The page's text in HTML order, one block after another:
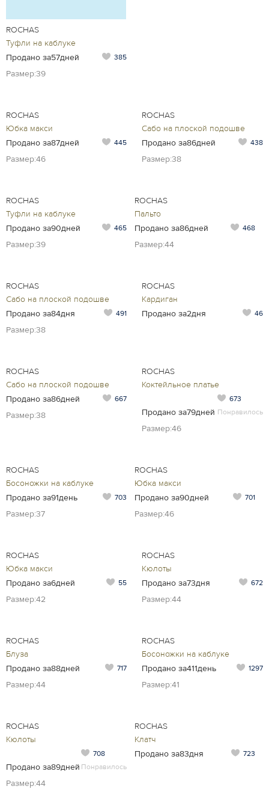
ROCHAS
Туфли на каблуке
Продано за57дней
385
Размер:39
ROCHAS
Юбка макси
Продано за87дней
445
Размер:46
ROCHAS
Сабо на плоской подошве
Продано за86дней
438
Размер:38
ROCHAS
Туфли на каблуке
Продано за90дней
465
Размер:39
ROCHAS
Пальто
Продано за86дней
468
Размер:44
ROCHAS
Сабо на плоской подошве
Продано за84дня
491
Размер:38
ROCHAS
Кардиган
Продано за2дня
46
ROCHAS
Сабо на плоской подошве
Продано за86дней
667
Размер:38
ROCHAS
Коктейльное платье
Продано за79дней
673
Понравилось
Размер:46
ROCHAS
Босоножки на каблуке
Продано за91день
703
Размер:37
ROCHAS
Юбка макси
Продано за90дней
701
Размер:46
ROCHAS
Юбка макси
Продано за6дней
55
Размер:42
ROCHAS
Кюлоты
Продано за73дня
672
Размер:44
ROCHAS
Блуза
Продано за88дней
717
Размер:44
ROCHAS
Босоножки на каблуке
Продано за411день
1297
Размер:41
ROCHAS
Кюлоты
Продано за89дней
708
Понравилось
Размер:44
ROCHAS
Клатч
Продано за83дня
723